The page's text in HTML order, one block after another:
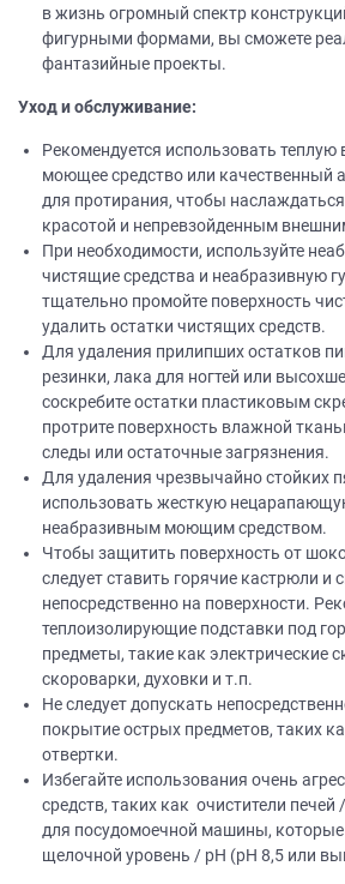
в жизнь огромный спектр
фигурными формами, вы сможете
фантазийные проекты.
Уход и обслуживание:
Рекомендуется использовать теплую
моющее средство или качественный
для протирания, чтобы
красотой и непревзойденным
При необходимости, используйте
чистящие средства и неабразивную
тщательно промойте поверхность
удалить остатки чистящих средств.
Для удаления прилипших остатков
резинки, лака для ногтей или
соскребите остатки пластиковым
протрите поверхность влажной
следы или остаточные загрязнения.
Для удаления чрезвычайно стойких
использовать жесткую
неабразивным моющим средством.
Чтобы защитить поверхность от
следует ставить горячие кастрюли и
непосредственно на поверхности.
теплоизолирующие подставки под
предметы, такие как электрические
скороварки, духовки и т.п.
Не следует допускать
покрытие острых предметов, таких
отвертки.
Избегайте использования очень
средств, таких как очистители печей
для посудомоечной машины,
щелочной уровень / рН (рН 8,5 или